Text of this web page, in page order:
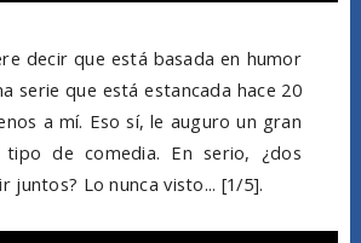
decir que está basada en humor
serie que está estancada hace 20
a mí. Eso sí, le auguro un gran
de comedia. En serio, ¿dos
juntos? Lo nunca visto... [1/5].